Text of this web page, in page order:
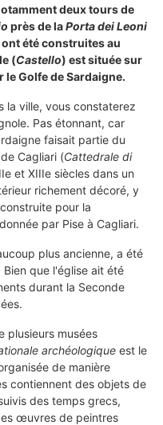
deux tours de
près de laPorta dei Leoni
ont été construites au
(Castello) est située sur
le Golfe de Sardaigne.
la ville, vous constaterez
Pas étonnant, car
faisait partie du
Cagliari (Cattedrale di
et XIIIe siècles dans un
richement décoré, y
pour la
par Pise à Cagliari.
plus ancienne, a été
que l'église ait été
durant la Seconde
plusieurs musées
archéologique est le
de manière
contiennent des objets de
des temps grecs,
œuvres de peintres